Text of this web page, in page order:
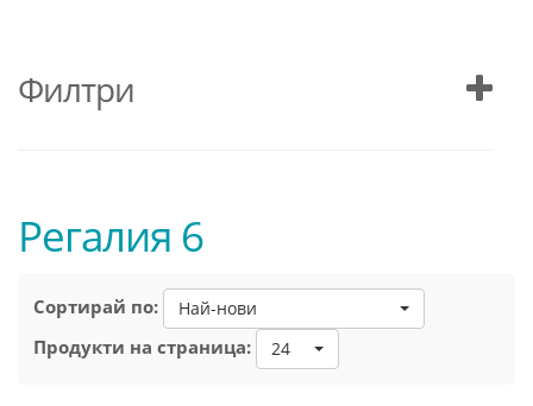
Филтри
Регалия 6
Сортирай по: Най-нови
Продукти на страница: 24